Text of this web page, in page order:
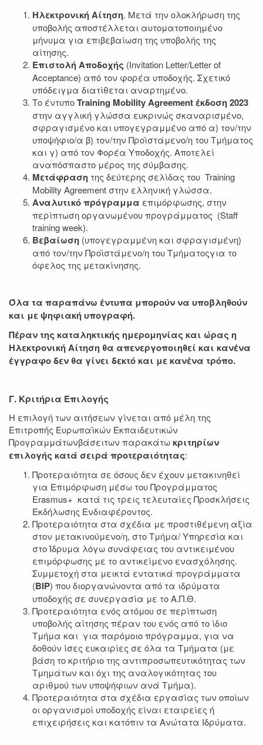
Ηλεκτρονική Αίτηση. Μετά την ολοκλήρωση της
υποβολής αποστέλλεται αυτοματοποιημένο
μήνυμα για επιβεβαίωση της υποβολής της
αίτησης.
ΕπιστολήΑποδοχής (Invitation Letter/Letter of
Acceptance) από τον φορέα υποδοχής. Σχετικό
υπόδειγμα διατίθεται αναρτημένο.
Το έντυποTraining MobilityAgreement έκδοση 2023
στην αγγλική γλώσσα ευκρινώς σκαναρισμένο,
σφραγισμένο και υπογεγραμμένο από α) τον/την
υποψήφιο/α β) τον/την Προϊστάμενο/η του Τμήματος
και γ) από τον Φορέα Υποδοχής. Αποτελεί
αναπόσπαστο μέρος της σύμβασης.
Μετάφραση της δεύτερης σελίδας του Training
Mobility Agreement στην ελληνική γλώσσα.
Αναλυτικό πρόγραμμα επιμόρφωσης, στην
περίπτωση οργανωμένου προγράμματος (Staff
training week).
Βεβαίωση (υπογεγραμμένη και σφραγισμένη)
από τον/την Προϊστάμενο/η του Τμήματοςγια το
όφελος της μετακίνησης.
Όλα τα παραπάνω έντυπα μπορούν να υποβληθούν
και με ψηφιακή υπογραφή.
Πέραν της καταληκτικής ημερομηνίας και ώρας η
Ηλεκτρονική Αίτηση θα απενεργοποιηθεί και κανένα
έγγραφο δεν θα γίνει δεκτό και με κανένα τρόπο.
Γ. Κριτήρια Επιλογής
Η επιλογή των αιτήσεων γίνεται από μέλη της
Επιτροπής Ευρωπαϊκών Εκπαιδευτικών
Προγραμμάτωνβάσειτων παρακάτωκριτηρίων
επιλογής κατά σειρά προτεραιότητας:
Προτεραιότητα σε όσους δεν έχουν μετακινηθεί
για Επιμόρφωση μέσω του Προγράμματος
Erasmus+ κατά τις τρεις τελευταίες Προσκλήσεις
Εκδήλωσης Ενδιαφέροντος.
Προτεραιότητα στα σχέδια με προστιθέμενη αξία
στον μετακινούμενο/η, στο Τμήμα/ Υπηρεσία και
στο Ίδρυμα λόγω συνάφειας του αντικειμένου
επιμόρφωσης με το αντικείμενο ενασχόλησης.
Συμμετοχή στα μεικτά εντατικά προγράμματα
(BIP) που διοργανώνοντα από τα ιδρύματα
υποδοχής σε συνεργασία με το Α.Π.Θ.
Προτεραιότητα ενός ατόμου σε περίπτωση
υποβολής αίτησης πέραν του ενός από το ίδιο
Τμήμα και για παρόμοιο πρόγραμμα, για να
δοθούν ίσες ευκαιρίες σε όλα τα Τμήματα (με
βάση το κριτήριο της αντιπροσωπευτικότητας των
Τμημάτων και όχι της αναλογικότητας του
αριθμού των υποψήφιων ανά Τμήμα).
Προτεραιότητα στα σχέδια εργασίας των οποίων
οι οργανισμοί υποδοχής είναι εταιρείες ή
επιχειρήσεις και κατόπιν τα Ανώτατα Ιδρύματα.